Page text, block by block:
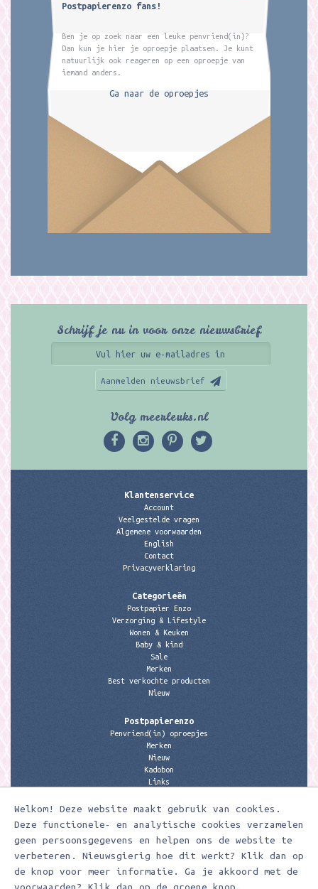
Welkom! Deze website maakt gebruik van cookies.
Deze functionele- en analytische cookies verzamelen
geen persoonsgegevens en helpen ons de website te
verbeteren. Nieuwsgierig hoe dit werkt? Klik dan op
de knop voor meer informatie. Ga je akkoord met de
Postpapierenzo fans!
Ben je op zoek naar een leuke penvriend(in)?
Dan kun je hier je oproepje plaatsen. Je kunt
natuurlijk ook reageren op een oproepje van
iemand anders.
Ga naar de oproepjes
Schrijf je nu in voor onze nieuwsbrief
Aanmelden nieuwsbrief
Volg meerleuks.nl
Klantenservice
Account
Veelgestelde vragen
Algemene voorwaarden
English
Contact
Privacyverklaring
Categorieën
Postpapier Enzo
Verzorging & Lifestyle
Wonen & Keuken
Baby & kind
Sale
Merken
Best verkochte producten
Nieuw
Postpapierenzo
Penvriend(in) oproepjes
Merken
Nieuw
Kadobon
Links
Contactgegevens
Meerleuks
anita@meerleuks.nl
06 – 107 163 36
KVK nummer: 58807179
BTW nummer: 853190859B01